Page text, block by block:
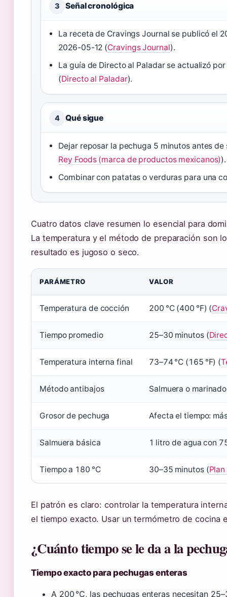
3 Señal cronológica
La receta de Cravings Journal se publicó el
2026-05-12 (Cravings Journal).
La guía de Directo al Paladar se actualizó
(Directo al Paladar).
4 Qué sigue
Dejar reposar la pechuga 5 minutos antes
Rey Foods (marca de productos mexicanos)).
Combinar con patatas o verduras para una
Cuatro datos clave resumen lo esencial para
La temperatura y el método de preparación son
resultado es jugoso o seco.
PARÁMETRO VALOR
Temperatura de cocción 200 °C (400 °F) (
Tiempo promedio 25–30 minutos (
Temperatura interna final 73–74 °C (165 °F) (
Método antibajos Salmuera o
Grosor de pechuga Afecta el tiempo:
Salmuera básica 1 litro de agua con
Tiempo a 180 °C 30–35 minutos (
El patrón es claro: controlar la temperatura
el tiempo exacto. Usar un termómetro de cocina
¿Cuánto tiempo se le da a la
Tiempo exacto para pechugas enteras
A 200 °C, las pechugas enteras necesitan